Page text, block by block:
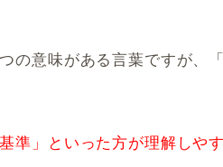
の意味がある言葉ですが、
準」といった方が理解しや